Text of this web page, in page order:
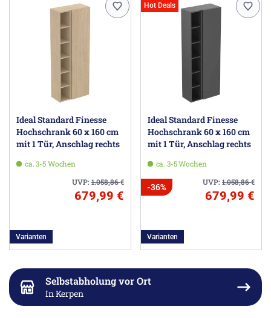
Ideal Standard Finesse
Hochschrank 60 x 160 cm
mit 1 Tür, Anschlag rechts
ca. 3-5 Wochen
UVP:1.058,86€
679,99 €
Varianten
Hot Deals
Ideal Standard Finesse
Hochschrank 60 x 160 cm
mit 1 Tür, Anschlag rechts
ca. 3-5 Wochen
UVP:1.058,86€
-36%
679,99 €
Varianten
Selbstabholung vor Ort
In Kerpen